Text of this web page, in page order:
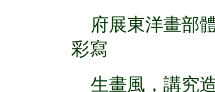
府展東洋畫部
彩寫
生畫風，講究